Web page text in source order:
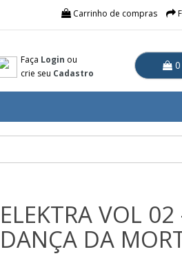
Carrinho de compras
Faça Login ou
crie seu Cadastro
ELEKTRA VOL 02
DANÇA DA